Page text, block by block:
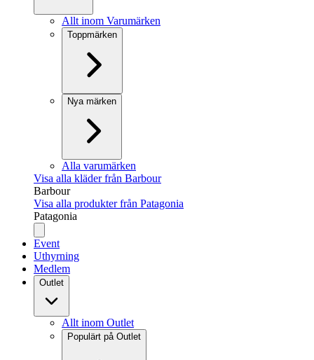
Allt inom Varumärken
Toppmärken
Nya märken
Alla varumärken
Visa alla kläder från Barbour
Barbour
Visa alla produkter från Patagonia
Patagonia
Event
Uthyrning
Medlem
Outlet
Allt inom Outlet
Populärt på Outlet